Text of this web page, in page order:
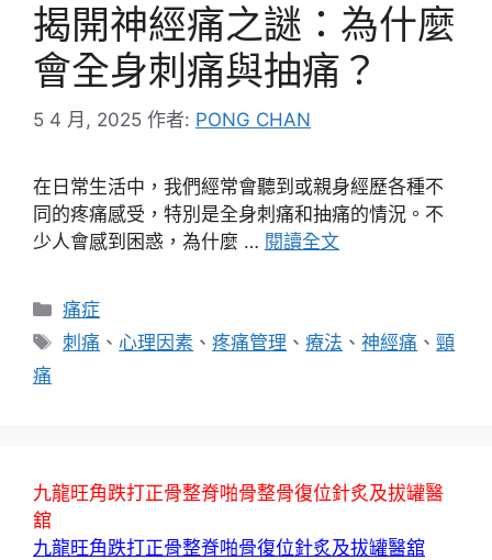
揭開神經痛之謎：為什麼
會全身刺痛與抽痛？
5 4 月, 2025 作者: PONG CHAN
在日常生活中，我們經常會聽到或親身經歷各種不
同的疼痛感受，特別是全身刺痛和抽痛的情況。不
少人會感到困惑，為什麼 … 閱讀全文
分
類
痛症
標
刺痛 、 心理因素 、疼痛管理 、療法 、神經痛 、頸
痛
九龍旺角跌打正骨整脊啪骨整骨復位針炙及拔罐醫
舘
九龍旺角跌打正骨整脊啪骨復位針炙及拔罐醫舘